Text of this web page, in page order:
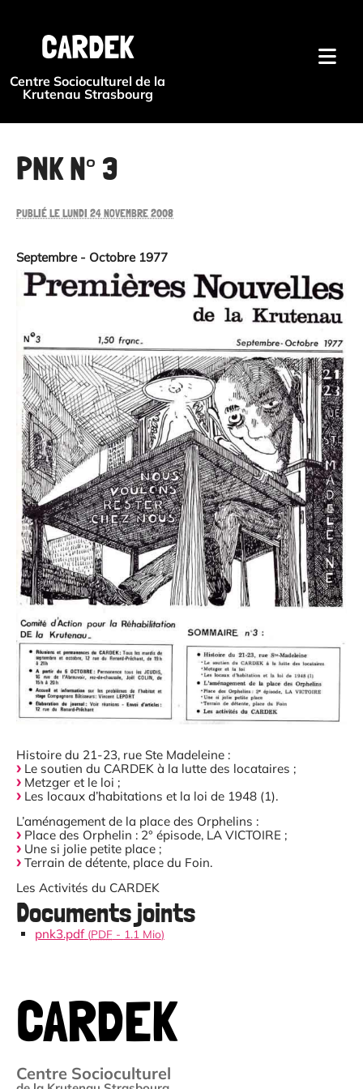
CARDEK
Centre Socioculturel de la
Krutenau Strasbourg
PNK N° 3
PUBLIÉ LE LUNDI 24 NOVEMBRE 2008
Septembre - Octobre 1977
Histoire du 21-23, rue Ste Madeleine :
Le soutien du CARDEK à la lutte des locataires ;
Metzger et le loi ;
Les locaux d’habitations et la loi de 1948 (1).
L’aménagement de la place des Orphelins :
Place des Orphelin : 2° épisode, LA VICTOIRE ;
Une si jolie petite place ;
Terrain de détente, place du Foin.
Les Activités du CARDEK
Documents joints
pnk3.pdf (PDF- 1.1 Mio)
CARDEK
Centre Socioculturel